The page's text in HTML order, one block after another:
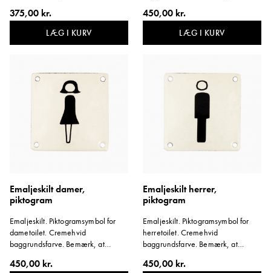
skal blive siddende. Variant:
Affaldsrum.
375,00 kr.
LÆG I KURV
skal blive siddende. Variant:
450,00 kr.
LÆG I KURV
Emaljeskilt damer,
piktogram
Emaljeskilt. Piktogramsymbol for
dametoilet. Cremehvid
baggrundsfarve. Bemærk, at
skal blive siddende. Variant:
450,00 kr.
Emaljeskilt herrer,
piktogram
Emaljeskilt. Piktogramsymbol for
herretoilet. Cremehvid
baggrundsfarve. Bemærk, at
skal blive siddende. Variant: Herrer.
450,00 kr.